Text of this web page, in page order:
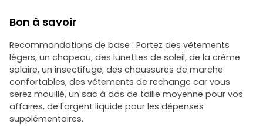
Bon à savoir
Recommandations de base : Portez des vêtements
légers, un chapeau, des lunettes de soleil, de la crème
solaire, un insectifuge, des chaussures de marche
confortables, des vêtements de rechange car vous
serez mouillé, un sac à dos de taille moyenne pour vos
affaires, de l'argent liquide pour les dépenses
supplémentaires.